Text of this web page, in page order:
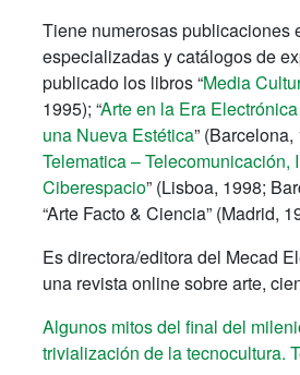
Tiene numerosas publicaciones
especializadas y catálogos de
publicado los libros “Media
1995); “Arte en la Era
una Nueva Estética” (Barcelona,
Telematica – Telecomunicación,
Ciberespacio” (Lisboa, 1998;
“Arte Facto & Ciencia” (Madrid,
Es directora/editora del Mecad
una revista online sobre arte,
Algunos mitos del final del
trivialización de la tecnocultura.